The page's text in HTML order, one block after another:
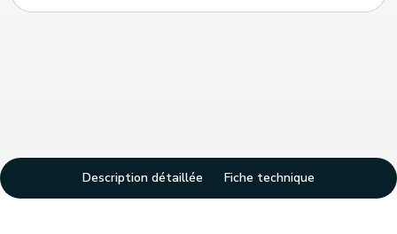
Description détaillée Fiche technique